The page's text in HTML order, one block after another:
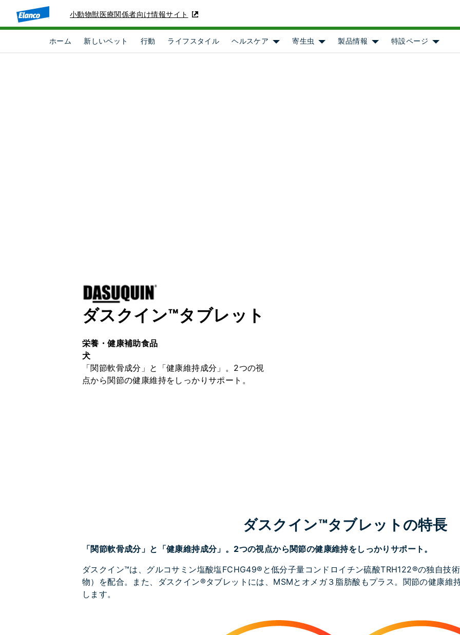
小動物獣医療関係者向け情報サイト
ホーム 新しいペット 行動 ライフスタイル
ヘルスケア
寄生虫
製品情報
特設ページ
ダスクイン™タブレット
栄養・健康補助食品
犬
「関節軟骨成分」と「健康維持成分」。2つの視
点から関節の健康維持をしっかりサポート。
ダスクイン™タブレットの特長
「関節軟骨成分」と「健康維持成分」。2つの視点から関節の健康維持をしっかりサポート。
ダスクイン™は、グルコサミン塩酸塩FCHG49®と低分子量コンドロイチン硫酸TRH122®の独自技
物）を配合。また、ダスクイン®タブレットには、MSMとオメガ３脂肪酸もプラス。関節の健康維
します。